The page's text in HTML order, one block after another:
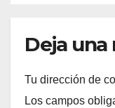
Deja una
Tu dirección de
Los campos